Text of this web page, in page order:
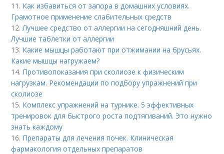
11. Как избавиться от запора в домашних условиях.
Грамотное применение слабительных средств
12.Лучшее средство от аллергии на сегодняшний день.
Лучшие таблетки от аллергии
13. Какие мышцы работают при отжимании на брусьях.
Какие мышцы нагружаем?
14. Противопоказания при сколиозе к физическим
нагрузкам. Рекомендации по подбору упражнений при
сколиозе
15. Комплекс упражнений на турнике. 5 эффективных
тренировок для быстрого роста подтягиваний. Это нужно
знать каждому
16. Препараты для лечения почек. Клиническая
фармакология отдельных препаратов